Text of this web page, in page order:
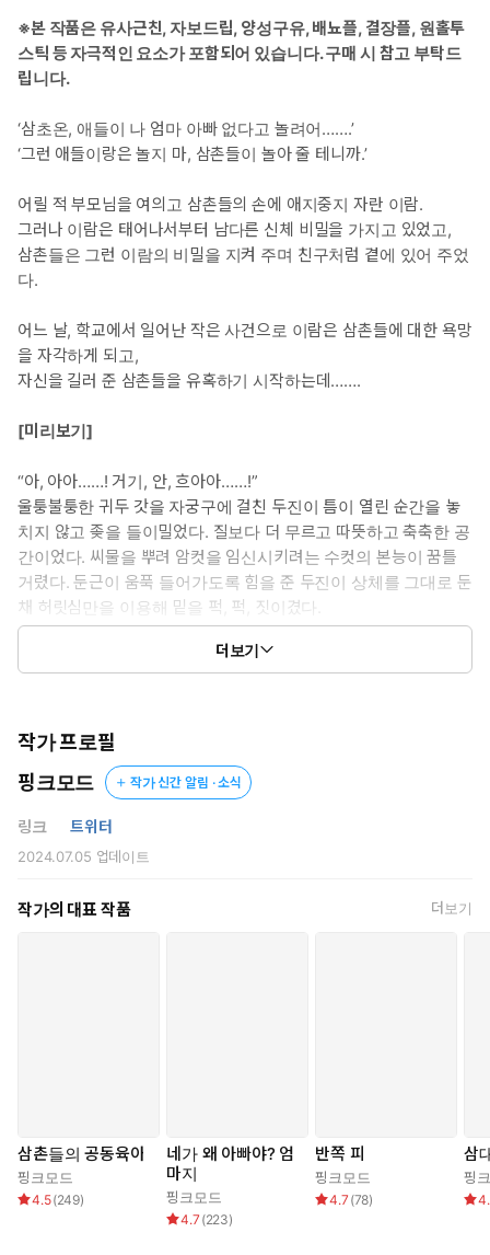
※본 작품은 유사근친, 자보드립, 양성구유, 배뇨플, 결장플, 원홀투
스틱 등 자극적인 요소가 포함되어 있습니다. 구매 시 참고 부탁드
립니다.
‘삼초온, 애들이 나 엄마 아빠 없다고 놀려어…….’
‘그런 애들이랑은 놀지 마, 삼촌들이 놀아 줄 테니까.’
어릴 적 부모님을 여의고 삼촌들의 손에 애지중지 자란 이람.
그러나 이람은 태어나서부터 남다른 신체 비밀을 가지고 있었고,
삼촌들은 그런 이람의 비밀을 지켜 주며 친구처럼 곁에 있어 주었
다.
어느 날, 학교에서 일어난 작은 사건으로 이람은 삼촌들에 대한 욕망
을 자각하게 되고,
자신을 길러 준 삼촌들을 유혹하기 시작하는데…….
[미리보기]
“아, 아아……! 거기, 안, 흐아아……!”
울퉁불퉁한 귀두 갓을 자궁구에 걸친 두진이 틈이 열린 순간을 놓
치지 않고 좆을 들이밀었다. 질보다 더 무르고 따뜻하고 축축한 공
간이었다. 씨물을 뿌려 암컷을 임신시키려는 수컷의 본능이 꿈틀
거렸다. 둔근이 움푹 들어가도록 힘을 준 두진이 상체를 그대로 둔
채 허릿심만을 이용해 밑을 퍽, 퍽, 짓이겼다.
“히익, 히으으, 아……! 아으응, 응!”
이람이 몸을 뒤틀며 울부짖었다. 터질 듯 부푼 좆이 빠르고 정확하게
“하아…… 우리 이람이, 자궁도 맛있게 컸네? 삼촌 좆을 얼마나 빨아
대는 거야. 예쁘니까 좆물 많이 뿌려 줘야겠다. 그 전에 맛 좀 더 보
고.”
“왜, 좋아 죽겠어? 더 열심히 빨아 봐, 이람아. 삼촌 좆 빨고 싶었
다며.”
“삼촌 좆 맛있어?”
더보기
작가 프로필
핑크모드
작가 신간 알림 · 소식
링크 트위터
2024.07.05 업데이트
작가의 대표 작품 더보기
삼촌들의 공동육아
핑크모드
4.5(249)
네가 왜 아빠야? 엄
마지
핑크모드
4.7 (223)
반쪽 피
핑크모드
4.7 (78)
삼
핑